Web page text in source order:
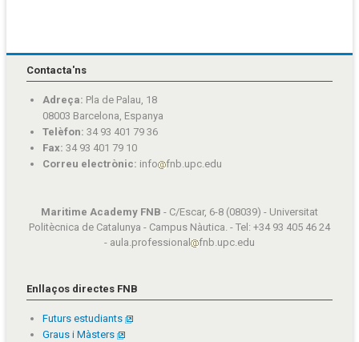
Contacta'ns
Adreça: Pla de Palau, 18
08003 Barcelona, Espanya
Telèfon: 34 93 401 79 36
Fax: 34 93 401 79 10
Correu electrònic: info fnb.upc.edu
Maritime Academy FNB - C/Escar, 6-8 (08039) - Universitat
Politècnica de Catalunya - Campus Nàutica. - Tel: +34 93 405 46 24
- aula.professional
fnb.upc.edu
Enllaços directes FNB
Futurs estudiants
Graus i Màsters